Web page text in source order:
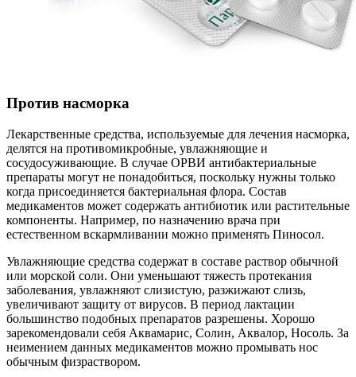
Против насморка
Лекарственные средства, используемые для лечения насморка,
делятся на противомикробные, увлажняющие и
сосудосуживающие. В случае ОРВИ антибактериальные
препараты могут не понадобиться, поскольку нужны только
когда присоединяется бактериальная флора. Состав
медикаментов может содержать антибиотик или растительные
компоненты. Например, по назначению врача при
естественном вскармливании можно применять Пиносол.
Увлажняющие средства содержат в составе раствор обычной
или морской соли. Они уменьшают тяжесть протекания
заболевания, увлажняют слизистую, разжижают слизь,
увеличивают защиту от вирусов. В период лактации
большинство подобных препаратов разрешены. Хорошо
зарекомендовали себя Аквамарис, Солин, Аквалор, Носоль. За
неимением данных медикаментов можно промывать нос
обычным физраствором.